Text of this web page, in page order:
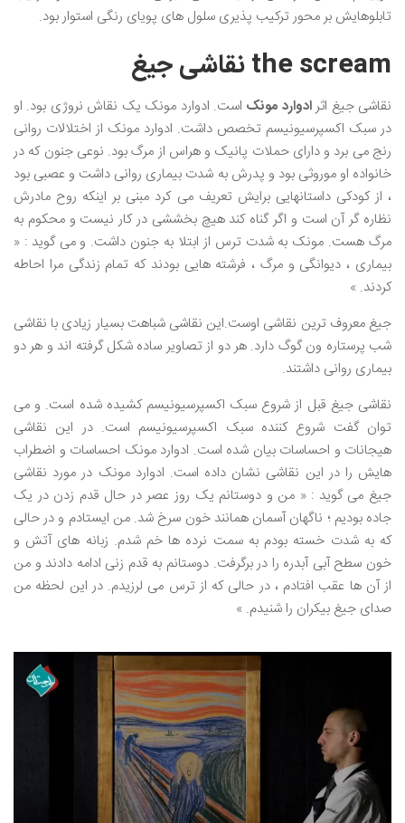
تابلوهایش بر محور ترکیب پذیری سلول های پویای رنگی استوار بود.
the scream نقاشی جیغ
نقاشی جیغ اثرادوارد مونک است. ادوارد مونک یک نقاش نروژی بود. او
در سبک اکسپرسیونیسم تخصص داشت. ادوارد مونک از اختلالات روانی
رنج می برد و دارای حملات پانیک و هراس از مرگ بود. نوعی جنون که در
خانواده او موروثی بود و پدرش به شدت بیماری روانی داشت و عصبی بود
، از کودکی داستانهایی برایش تعریف می کرد مبنی بر اینکه روح مادرش
نظاره گر آن است و اگر گناه کند هیچ بخششی در کار نیست و محکوم به
مرگ هست. مونک به شدت ترس از ابتلا به جنون داشت. و می گوید : «
بیماری ، دیوانگی و مرگ ، فرشته هایی بودند که تمام زندگی مرا احاطه
کردند. »
جیغ معروف ترین نقاشی اوست.این نقاشی شباهت بسیار زیادی با نقاشی
شب پرستاره ون گوگ دارد. هر دو از تصاویر ساده شکل گرفته اند و هر دو
بیماری روانی داشتند.
نقاشی جیغ قبل از شروع سبک اکسپرسیونیسم کشیده شده است. و می
توان گفت شروع کننده سبک اکسپرسیونیسم است. در این نقاشی
هیجانات و احساسات بیان شده است. ادوارد مونک احساسات و اضطراب
هایش را در این نقاشی نشان داده است. ادوارد مونک در مورد نقاشی
جیغ می گوید : « من و دوستانم یک روز عصر در حال قدم زدن در یک
جاده بودیم ؛ ناگهان آسمان همانند خون سرخ شد. من ایستادم و در حالی
که به شدت خسته بودم به سمت نرده ها خم شدم. زبانه های آتش و
خون سطح آبی آبدره را در برگرفت. دوستانم به قدم زنی ادامه دادند و من
از آن ها عقب افتادم ، در حالی که از ترس می لرزیدم. در این لحظه من
صدای جیغ بیکران را شنیدم. »